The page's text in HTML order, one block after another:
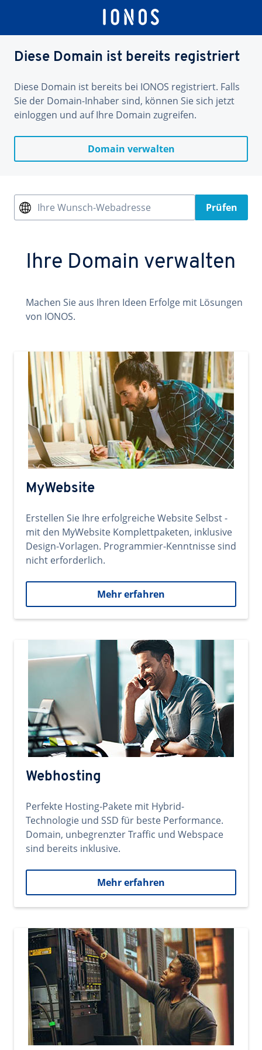
Diese Domain ist bereits registriert
Diese Domain ist bereits bei IONOS registriert. Falls
Sie der Domain-Inhaber sind, können Sie sich jetzt
einloggen und auf Ihre Domain zugreifen.
Domain verwalten
Ihre Wunsch-Webadresse Prüfen
Ihre Domain verwalten
Machen Sie aus Ihren Ideen Erfolge mit Lösungen
von IONOS.
MyWebsite
Erstellen Sie Ihre erfolgreiche Website Selbst -
mit den MyWebsite Komplettpaketen, inklusive
Design-Vorlagen. Programmier-Kenntnisse sind
nicht erforderlich.
Mehr erfahren
Webhosting
Perfekte Hosting-Pakete mit Hybrid-
Technologie und SSD für beste Performance.
Domain, unbegrenzter Traffic und Webspace
sind bereits inklusive.
Mehr erfahren